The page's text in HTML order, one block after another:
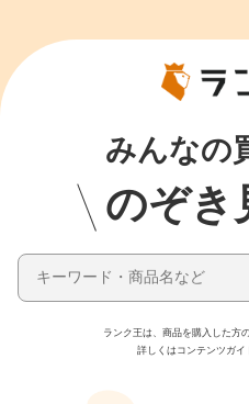
みんなの
のぞき
ランク王は、商品を購入した方
詳しくはコンテンツガ